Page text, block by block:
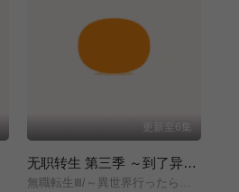
更新至6集
无职转生 第三季 ～到了异世界就拿出真本事～